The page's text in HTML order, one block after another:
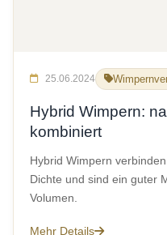
25.06.2024
Hybrid Wimpern:
kombiniert
Hybrid Wimpern
Dichte und sind ein guter
Volumen.
Mehr Details